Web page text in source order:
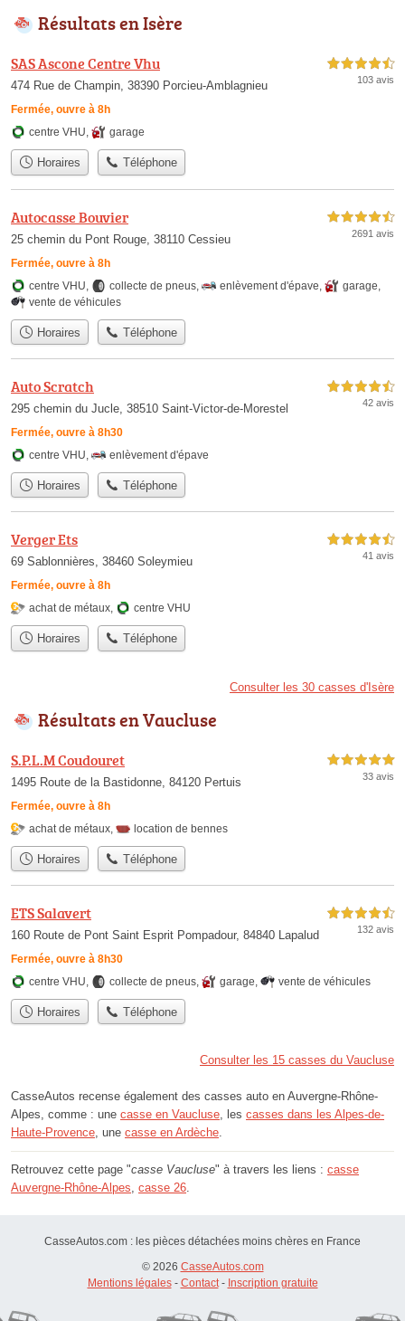
Résultats en Isère
SAS Ascone Centre Vhu
474 Rue de Champin, 38390 Porcieu-Amblagnieu
Fermée, ouvre à 8h
4,5 étoiles sur 5
103 avis
centre VHU, garage
Horaires Téléphone
Autocasse Bouvier
25 chemin du Pont Rouge, 38110 Cessieu
Fermée, ouvre à 8h
4,5 étoiles sur 5
2691 avis
centre VHU collecte de pneus enlèvement d'épave garage
vente de véhicules
Horaires Téléphone
Auto Scratch
295 chemin du Jucle, 38510 Saint-Victor-de-Morestel
Fermée, ouvre à 8h30
4,5 étoiles sur 5
42 avis
centre VHU, enlèvement d'épave
Horaires Téléphone
Verger Ets
69 Sablonnières, 38460 Soleymieu
Fermée, ouvre à 8h
4,5 étoiles sur 5
41 avis
achat de métaux, centre VHU
Horaires Téléphone
Consulter les 30 casses d'Isère
Résultats en Vaucluse
S.P.L.M Coudouret
1495 Route de la Bastidonne, 84120 Pertuis
Fermée, ouvre à 8h
5,0 étoiles sur 5
33 avis
achat de métaux location de bennes
Horaires Téléphone
ETS Salavert
160 Route de Pont Saint Esprit Pompadour, 84840 Lapalud
Fermée, ouvre à 8h30
4,5 étoiles sur 5
132 avis
centre VHU, collecte de pneus, garage, vente de véhicules
Horaires Téléphone
Consulter les 15 casses du Vaucluse
CasseAutos recense également des casses auto en Auvergne-Rhône-
Alpes, comme : une casse en Vaucluse, les casses dans les Alpes-de-
Haute-Provence, une casse en Ardèche.
Retrouvez cette page "casse Vaucluse" à travers les liens : casse
Auvergne-Rhône-Alpes, casse 26.
CasseAutos.com : les pièces détachées moins chères en France
© 2026 CasseAutos.com
Mentions légales- Contact- Inscription gratuite